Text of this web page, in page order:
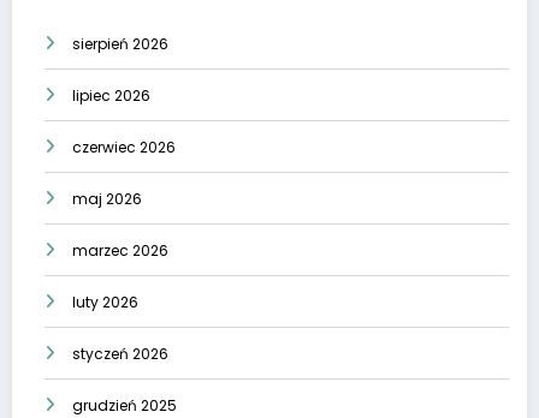
sierpień 2026
lipiec 2026
czerwiec 2026
maj 2026
marzec 2026
luty 2026
styczeń 2026
grudzień 2025